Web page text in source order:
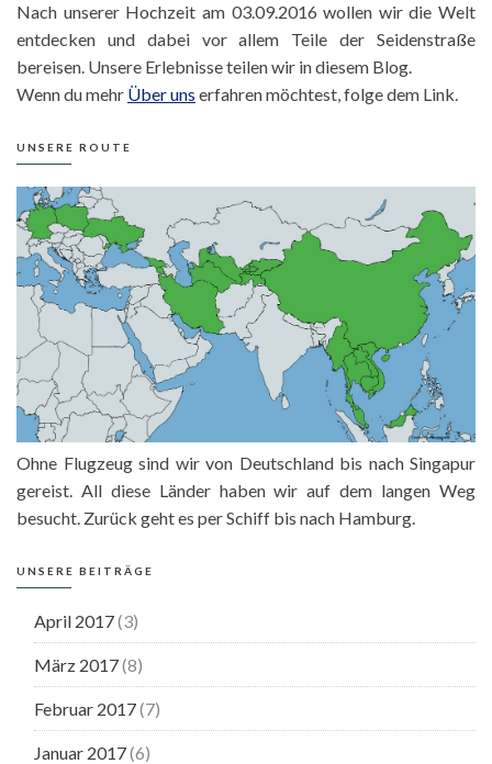
Nach unserer Hochzeit am 03.09.2016 wollen wir die Welt
entdecken und dabei vor allem Teile der Seidenstraße
bereisen. Unsere Erlebnisse teilen wir in diesem Blog.
Wenn du mehr Über uns erfahren möchtest, folge dem Link.
UNSERE ROUTE
Ohne Flugzeug sind wir von Deutschland bis nach Singapur
gereist. All diese Länder haben wir auf dem langen Weg
besucht. Zurück geht es per Schiff bis nach Hamburg.
UNSERE BEITRÄGE
April 2017(3)
März 2017(8)
Februar 2017(7)
Januar 2017(6)